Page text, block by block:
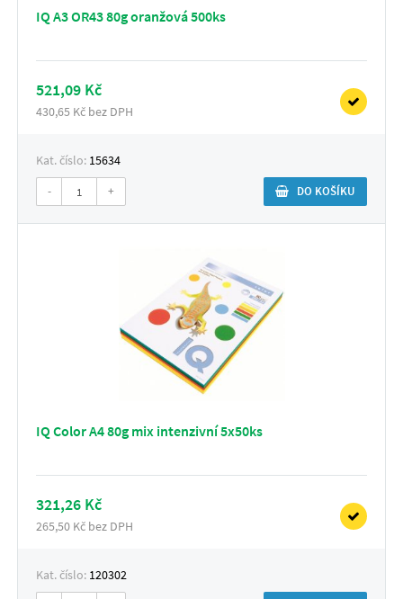
IQ A3 OR43 80g oranžová 500ks
521,09 Kč
430,65 Kč bez DPH
Kat. číslo: 15634
- + DO KOŠÍKU
IQ Color A4 80g mix intenzivní 5x50ks
321,26 Kč
265,50 Kč bez DPH
Kat. číslo: 120302